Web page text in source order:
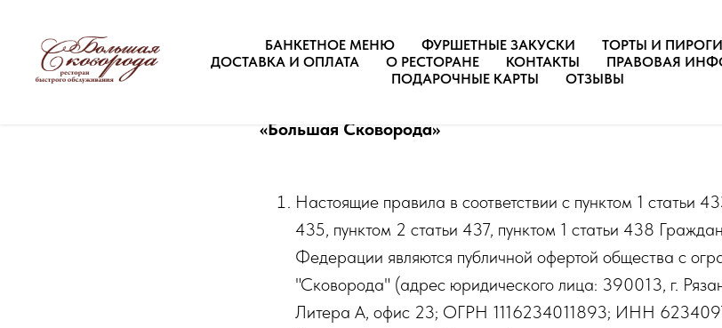
БАНКЕТНОЕ МЕНЮ ФУРШЕТНЫЕ ЗАКУСКИ
ТОРТЫ И ПИРОГИ
ДОСТАВКА И ОПЛАТА
О РЕСТОРАНЕ КОНТАКТЫ
ПРАВОВАЯ
ПОДАРОЧНЫЕ КАРТЫ
ОТЗЫВЫ
ПРАВИЛА ПОКУПКИ И ИСПОЛЬЗОВАНИЯ
«Большая Сковорода»
Настоящие правила в соответствии с пунктом 1 статьи
435, пунктом 2 статьи 437, пунктом 1 статьи 438
Федерации являются публичной офертой общества с
"Сковорода" (адрес юридического лица: 390013, г.
Литера А, офис 23; ОГРН 1116234011893; ИНН